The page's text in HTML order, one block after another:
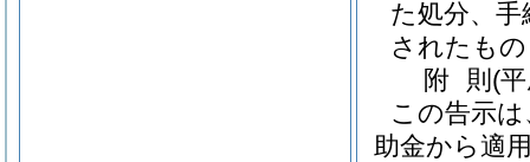
た処分、
されたも
附 則 (
この告示
助金から適